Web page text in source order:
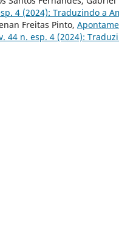
4 (2024): Traduzindo a
Freitas Pinto,
44 n. esp. 4 (2024):